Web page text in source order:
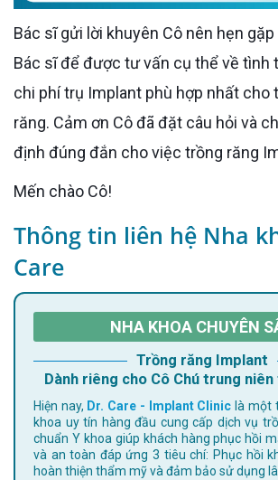
Bác sĩ gửi lời khuyên Cô nên hẹn gặp trực tiếp với
Bác sĩ để được tư vấn cụ thể về tình
chi phí trụ Implant phù hợp nhất cho
răng. Cảm ơn Cô đã đặt câu hỏi và
định đúng đắn cho việc trồng răng
Mến chào Cô!
Thông tin liên hệ Nha
Care
NHA KHOA CHUYÊN
Trồng răng Implant
Dành riêng cho Cô Chú trung
Hiện nay, Dr. Care - Implant Clinic là một
khoa uy tín hàng đầu cung cấp dịch vụ
chuẩn Y khoa giúp khách hàng phục hồi
và an toàn đáp ứng 3 tiêu chí: Phục hồi
hoàn thiện thẩm mỹ và đảm bảo sử dụng